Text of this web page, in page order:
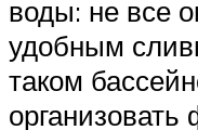
воды: не все
удобным
таком